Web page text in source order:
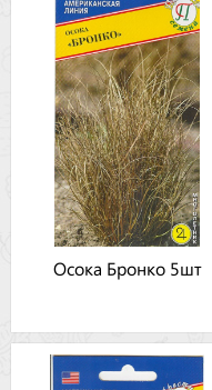
Осока Бронко 5шт